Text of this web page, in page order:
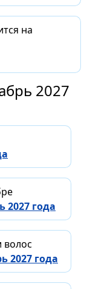
на
2027
2027 года
волос
2027 года